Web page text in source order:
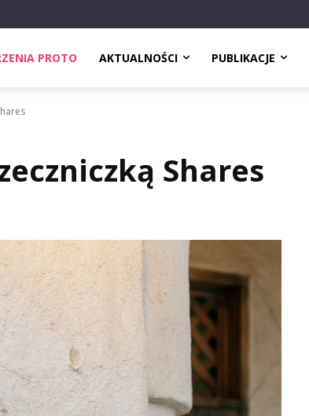
PROTO AKTUALNOŚCI PUBLIKACJE
Shares